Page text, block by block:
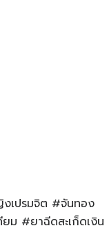
เปรมจิต #จันทอง
ม #ยาฉีดสะเก็ดเงิน